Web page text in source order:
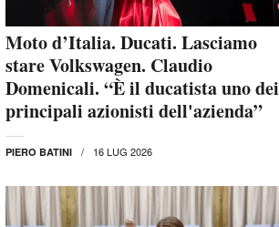
Moto d’Italia. Ducati. Lasciamo
stare Volkswagen. Claudio
Domenicali. “È il ducatista uno dei
principali azionisti dell'azienda”
PIERO BATINI 16 LUG 2026